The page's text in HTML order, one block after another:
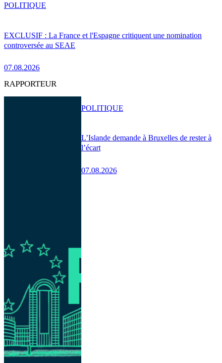
EXCLUSIF : La France et l'Espagne critiquent une nomination
controversée au SEAE
07.08.2026
POLITIQUE
RAPPORTEUR
L’Islande demande à Bruxelles de rester à
l’écart
07.08.2026
POLITIQUE